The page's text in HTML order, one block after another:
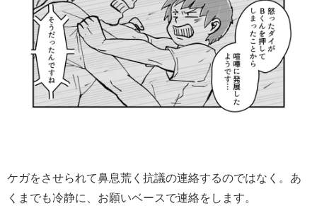
ケガをさせられて鼻息荒く抗議の連絡するのではなく。あ
くまでも冷静に、お願いベースで連絡をします。